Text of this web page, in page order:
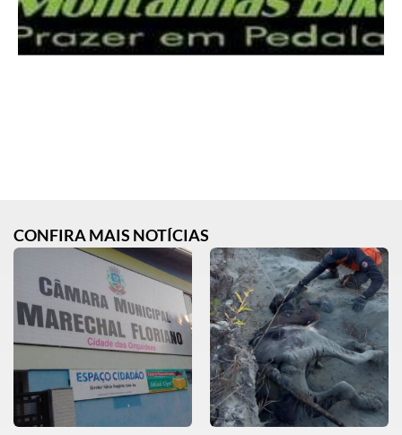
CONFIRA MAIS NOTÍCIAS